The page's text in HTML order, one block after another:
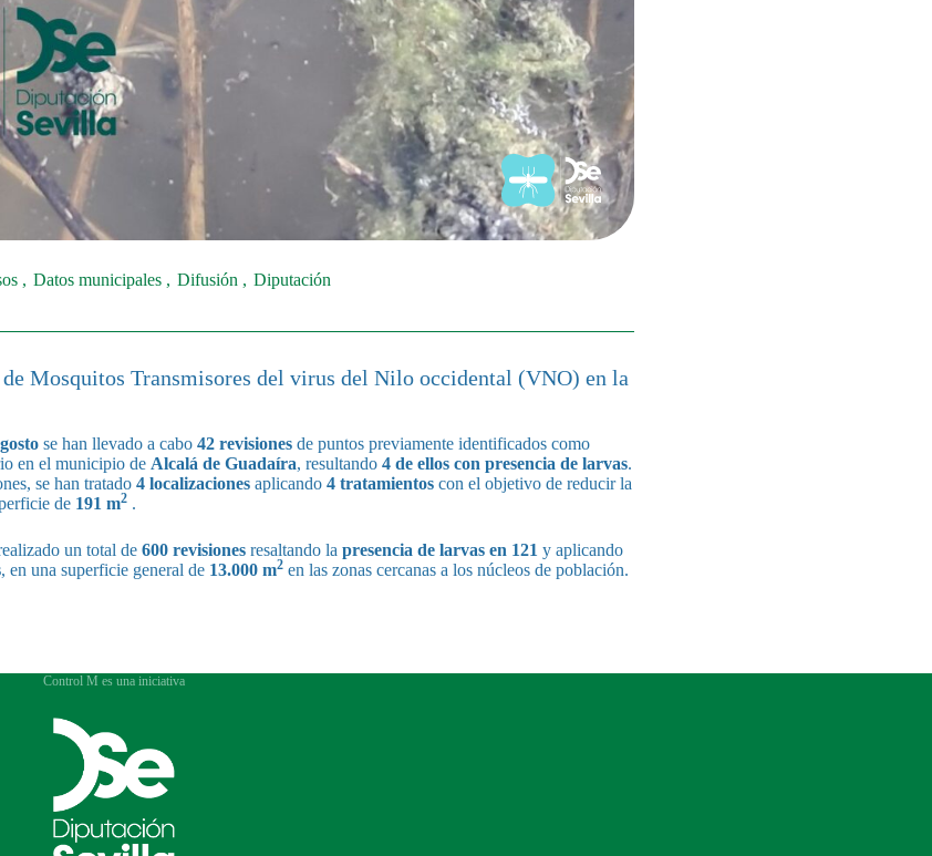
Datos municipales Difusión Diputación
Mosquitos Transmisores del virus del Nilo occidental (VNO) en la
se han llevado a cabo 42 revisionesde puntos previamente identificados como
en el municipio de Alcalá de Guadaíra, resultando 4 de ellos con presencia de larvas.
se han tratado 4 localizacionesaplicando 4 tratamientoscon el objetivo de reducir la
de 191 m2.
un total de 600 revisionesresaltando la presencia de larvas en 121 y aplicando
, en una superficie general de13.000 m2 en las zonas cercanas a los núcleos de población.
Control M es una iniciativa